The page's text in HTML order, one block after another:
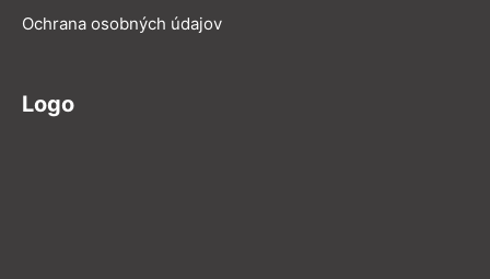
Ochrana osobných údajov
Logo